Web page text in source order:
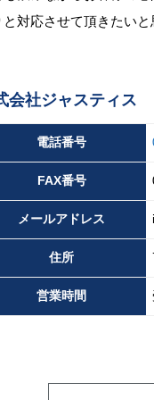
と対応させて頂きたいと
会社ジャスティス
電話番号
FAX番号
メールアドレス
住所
営業時間